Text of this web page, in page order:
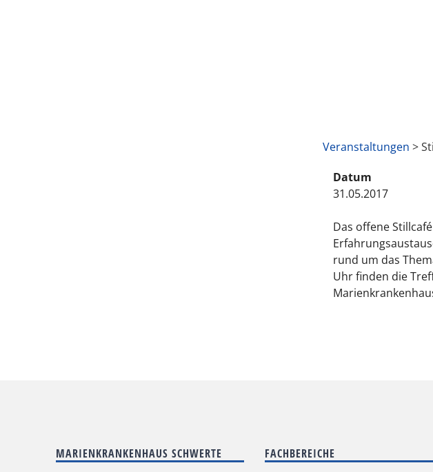
Veranstaltungen >
Datum
31.05.2017
Das offene
rund um das
Uhr finden die
MARIENKRANKENHAUS SCHWERTE FACHBEREICHE